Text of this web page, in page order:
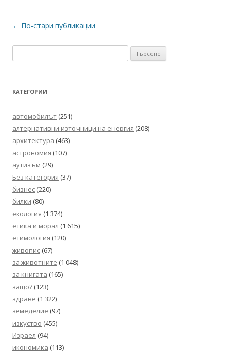
Навигация
← По-стари публикации
за:
КАТЕГОРИИ
автомобилът (251)
алтернативни източници на енергия (208)
архитектура (463)
астрономия (107)
аутизъм (29)
Без категория (37)
бизнес (220)
билки (80)
екология (1 374)
етика и морал (1 615)
етимология (120)
живопис (67)
за животните (1 048)
за книгата (165)
защо? (123)
здраве (1 322)
земеделие (97)
изкуство (455)
Израел (94)
икономика (113)